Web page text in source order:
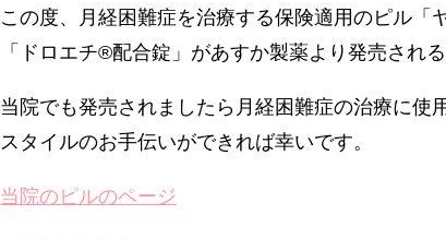
この度、月経困難症を治療する保険適用のピル
「ドロエチ®配合錠」があすか製薬より発売され
当院でも発売されましたら月経困難症の治療に使
スタイルのお手伝いができれば幸いです。
当院のピルのページ